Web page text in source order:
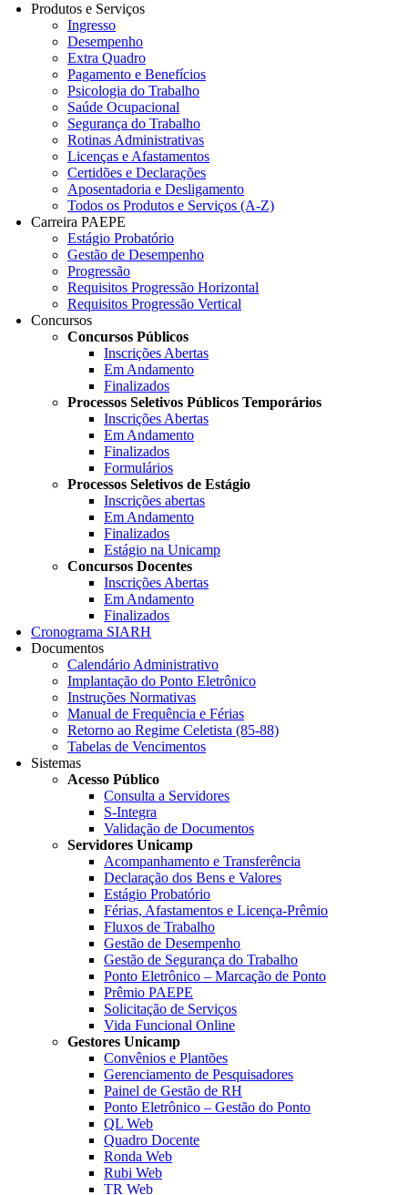
Produtos e Serviços
Ingresso
Desempenho
Extra Quadro
Pagamento e Benefícios
Psicologia do Trabalho
Saúde Ocupacional
Segurança do Trabalho
Rotinas Administrativas
Licenças e Afastamentos
Certidões e Declarações
Aposentadoria e Desligamento
Todos os Produtos e Serviços (A-Z)
Carreira PAEPE
Estágio Probatório
Gestão de Desempenho
Progressão
Requisitos Progressão Horizontal
Requisitos Progressão Vertical
Concursos
Concursos Públicos
Inscrições Abertas
Em Andamento
Finalizados
Processos Seletivos Públicos Temporários
Inscrições Abertas
Em Andamento
Finalizados
Formulários
Processos Seletivos de Estágio
Inscrições abertas
Em Andamento
Finalizados
Estágio na Unicamp
Concursos Docentes
Inscrições Abertas
Em Andamento
Finalizados
Cronograma SIARH
Documentos
Calendário Administrativo
Implantação do Ponto Eletrônico
Instruções Normativas
Manual de Frequência e Férias
Retorno ao Regime Celetista (85-88)
Tabelas de Vencimentos
Sistemas
Acesso Público
Consulta a Servidores
S-Integra
Validação de Documentos
Servidores Unicamp
Acompanhamento e Transferência
Declaração dos Bens e Valores
Estágio Probatório
Férias, Afastamentos e Licença-Prêmio
Fluxos de Trabalho
Gestão de Desempenho
Gestão de Segurança do Trabalho
Ponto Eletrônico – Marcação de Ponto
Prêmio PAEPE
Solicitação de Serviços
Vida Funcional Online
Gestores Unicamp
Convênios e Plantões
Gerenciamento de Pesquisadores
Painel de Gestão de RH
Ponto Eletrônico – Gestão do Ponto
QL Web
Quadro Docente
Ronda Web
Rubi Web
TR Web